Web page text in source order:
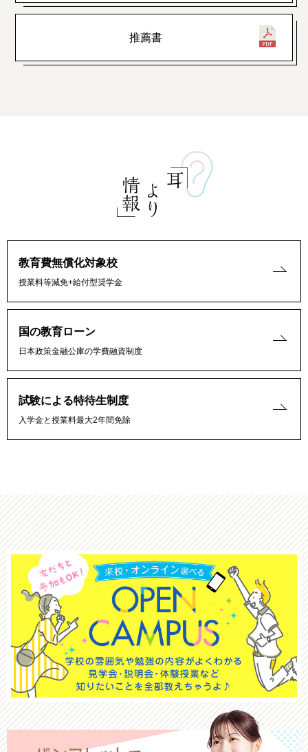
推薦書
教育費無償化対象校
授業料等減免+給付型奨学金
国の教育ローン
日本政策金融公庫の学費融資制度
試験による特待生制度
入学金と授業料最大2年間免除